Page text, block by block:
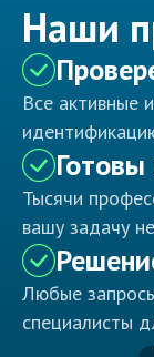
Наши
Все активные
Тысячи
вашу задачу
Любые
специалисты